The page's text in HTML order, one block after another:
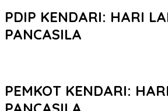
PDIP KENDARI: HARI
PANCASILA
PEMKOT KENDARI: